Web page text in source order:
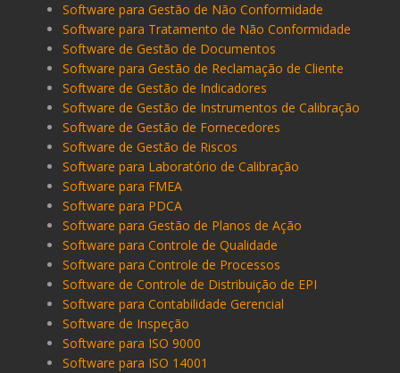
Software para Gestão de Não Conformidade
Software para Tratamento de Não Conformidade
Software de Gestão de Documentos
Software para Gestão de Reclamação de Cliente
Software de Gestão de Indicadores
Software de Gestão de Instrumentos de Calibração
Software de Gestão de Fornecedores
Software de Gestão de Riscos
Software para Laboratório de Calibração
Software para FMEA
Software para PDCA
Software para Gestão de Planos de Ação
Software para Controle de Qualidade
Software para Controle de Processos
Software de Controle de Distribuição de EPI
Software para Contabilidade Gerencial
Software de Inspeção
Software para ISO 9000
Software para ISO 14001